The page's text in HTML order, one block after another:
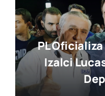
PL
Izalci